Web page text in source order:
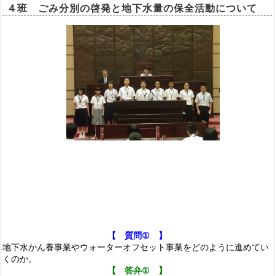
４班 ごみ分別の啓発と地下水量の保全活動について
【 質問① 】
地下水かん養事業やウォーターオフセット事業をどのように進めてい
くのか。
【 答弁① 】